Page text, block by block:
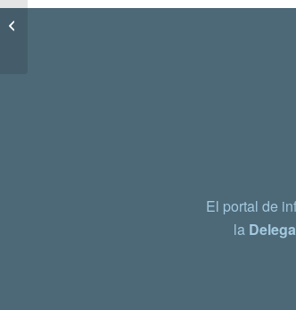
El portal de
la